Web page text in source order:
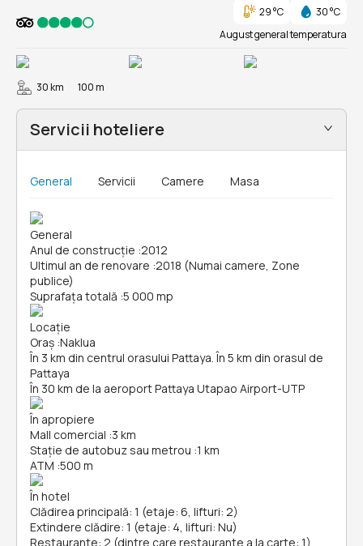
29 °C
30 °C
August general temperatura
30 km 100 m
Servicii hoteliere
General Servicii Camere Masa
General
Anul de construcție :2012
Ultimul an de renovare :2018 (Numai camere, Zone
publice)
Suprafața totală :5 000 mp
Locație
Oraș :Naklua
În 3 km din centrul orasului Pattaya. În 5 km din orasul de
Pattaya
În 30 km de la aeroport Pattaya Utapao Airport-UTP
În apropiere
Mall comercial :3 km
Stație de autobuz sau metrou :1 km
ATM :500 m
În hotel
Clădirea principală: 1 (etaje: 6, lifturi: 2)
Extindere clădire: 1 (etaje: 4, lifturi: Nu)
Restaurante: 2 (dintre care restaurante a la carte: 1)